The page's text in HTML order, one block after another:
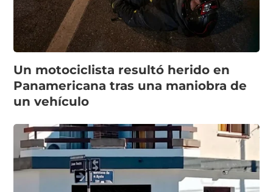
Un motociclista resultó herido en
Panamericana tras una maniobra de
un vehículo